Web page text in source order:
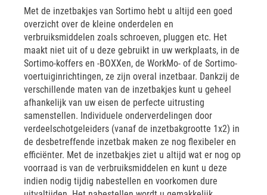
Met de inzetbakjes van Sortimo hebt u altijd een goed
overzicht over de kleine onderdelen en
verbruiksmiddelen zoals schroeven, pluggen etc. Het
maakt niet uit of u deze gebruikt in uw werkplaats, in de
Sortimo-koffers en -BOXXen, de WorkMo- of de Sortimo-
voertuiginrichtingen, ze zijn overal inzetbaar. Dankzij de
verschillende maten van de inzetbakjes kunt u geheel
afhankelijk van uw eisen de perfecte uitrusting
samenstellen. Individuele onderverdelingen door
verdeelschotgeleiders (vanaf de inzetbakgrootte 1x2) in
de desbetreffende inzetbak maken ze nog flexibeler en
efficiënter. Met de inzetbakjes ziet u altijd wat er nog op
voorraad is van de verbruiksmiddelen en kunt u deze
indien nodig tijdig nabestellen en voorkomen dure